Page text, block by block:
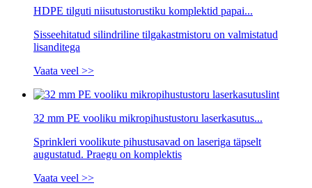
HDPE tilguti niisutustorustiku komplektid papai...
Sisseehitatud silindriline tilgakastmistoru on valmistatud
lisanditega
Vaata veel >>
32 mm PE vooliku mikropihustustoru laserkasutus...
Sprinkleri voolikute pihustusavad on laseriga täpselt
augustatud. Praegu on komplektis
Vaata veel >>